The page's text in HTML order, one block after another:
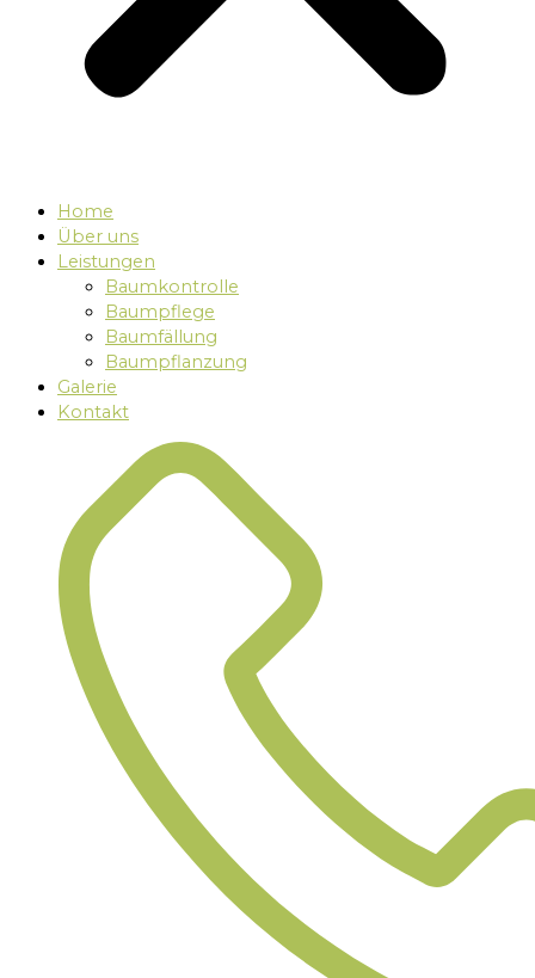
Home
Über uns
Leistungen
Baumkontrolle
Baumpflege
Baumfällung
Baumpflanzung
Galerie
Kontakt